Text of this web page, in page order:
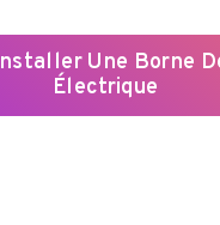
Une Borne
Électrique